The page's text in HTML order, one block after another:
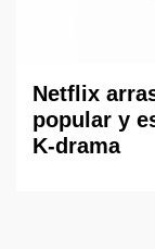
Netflix
popular y
K-drama